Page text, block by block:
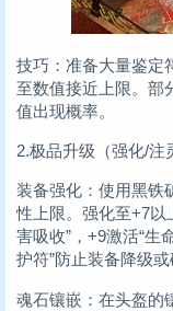
技巧：准备大量鉴定
至数值接近上限。部
值出现概率。
2.极品升级（强化/注
装备强化：使用黑铁
性上限。强化至+7以
害吸收”，+9激活“生
护符”防止装备降级或
魂石镶嵌：在头盔的